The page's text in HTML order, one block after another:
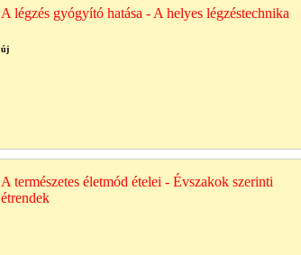
A légzés gyógyító hatása - A helyes légzéstechnika
új
A természetes életmód ételei - Évszakok szerinti
étrendek